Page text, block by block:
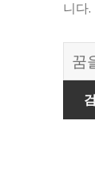
니다.
꿈
의